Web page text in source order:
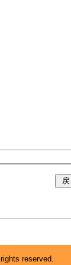
reserved.